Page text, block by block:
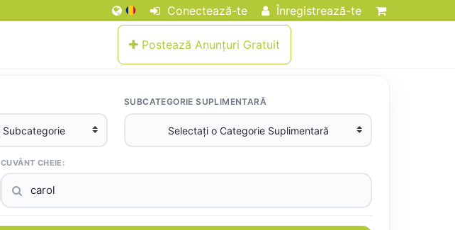
Conectează-te Înregistrează-te
Postează Anunțuri Gratuit
SUBCATEGORIE SUPLIMENTARĂ
CUVÂNT CHEIE: